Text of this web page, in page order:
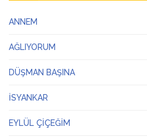
ANNEM
AĞLIYORUM
DÜŞMAN BAŞINA
İSYANKAR
EYLÜL ÇİÇEĞİM